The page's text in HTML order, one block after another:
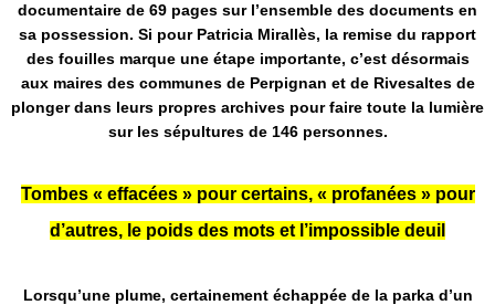
documentaire de 69 pages sur l’ensemble des documents en
sa possession. Si pour Patricia Mirallès, la remise du rapport
des fouillesmarque une étape importante, c’est désormais
aux maires des communes de Perpignan et de Rivesaltes de
plonger dans leurs propres archives pour faire toute la lumière
sur les sépultures de 146 personnes.
Tombes « effacées » pour certains, « profanées » pour
d’autres, le poids des mots et l’impossible deuil
Lorsqu’une plume, certainement échappée de la parka d’un